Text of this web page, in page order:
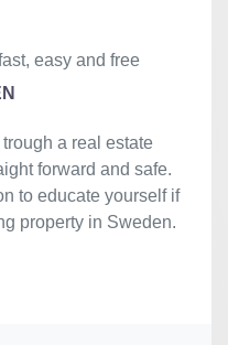
easy and free
a real estate
forward and safe.
to educate yourself if
property in Sweden.